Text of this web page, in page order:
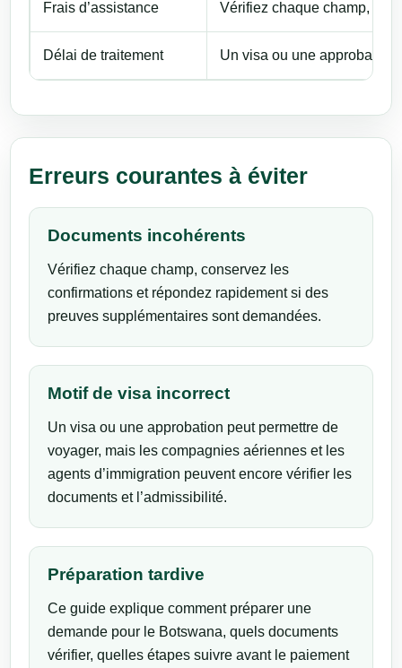
Frais d’assistance Vérifiez chaque champ,
Délai de traitement Un visa ou une approbation
Erreurs courantes à éviter
Documents incohérents
Vérifiez chaque champ, conservez les
confirmations et répondez rapidement si des
preuves supplémentaires sont demandées.
Motif de visa incorrect
Un visa ou une approbation peut permettre de
voyager, mais les compagnies aériennes et les
agents d’immigration peuvent encore vérifier les
documents et l’admissibilité.
Préparation tardive
Ce guide explique comment préparer une
demande pour le Botswana, quels documents
vérifier, quelles étapes suivre avant le paiement